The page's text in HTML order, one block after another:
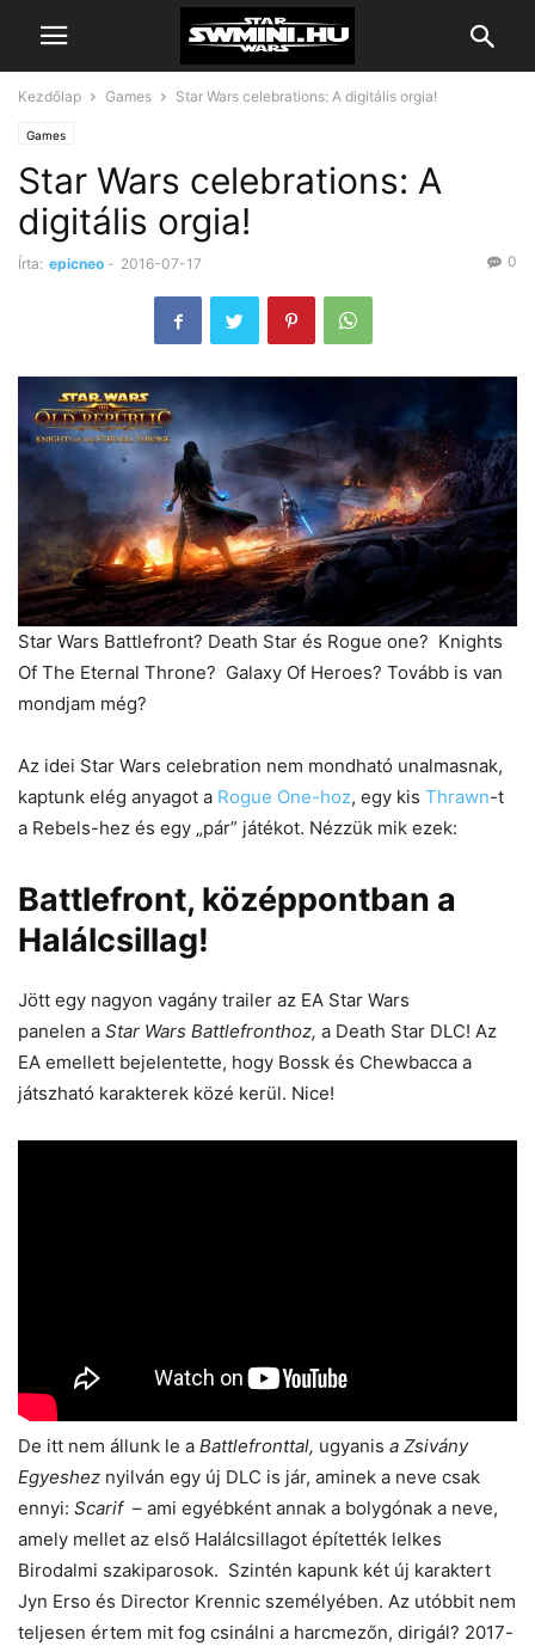
Kezdőlap Games Star Wars celebrations: A digitális orgia!
Games
Star Wars celebrations: A
digitális orgia!
Írta: epicneo - 2016-07-17 0
Star Wars Battlefront? Death Star és Rogue one? Knights
Of The Eternal Throne? Galaxy Of Heroes? Tovább is van
mondjam még?
Az idei Star Wars celebration nem mondható unalmasnak,
kaptunk elég anyagot a Rogue One-hoz, egy kis Thrawn-t
a Rebels-hez és egy „pár” játékot. Nézzük mik ezek:
Battlefront, középpontban a
Halálcsillag!
Jött egy nagyon vagány trailer az EA Star Wars
panelen a Star Wars Battlefronthoz, a Death Star DLC! Az
EA emellett bejelentette, hogy Bossk és Chewbacca a
játszható karakterek közé kerül. Nice!
De itt nem állunk le a Battlefronttal, ugyanis a Zsivány
Egyeshez nyilván egy új DLC is jár, aminek a neve csak
ennyi: Scarif– ami egyébként annak a bolygónak a neve,
amely mellet az első Halálcsillagot építették lelkes
Birodalmi szakiparosok. Szintén kapunk két új karaktert
Jyn Erso és Director Krennic személyében. Az utóbbit nem
teljesen értem mit fog csinálni a harcmezőn, dirigál? 2017-